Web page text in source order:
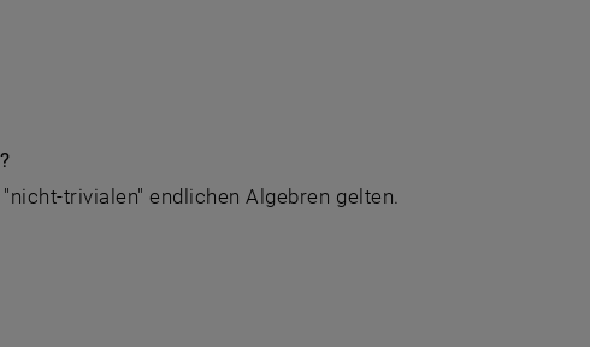
trivialen" endlichen Algebren gelten.